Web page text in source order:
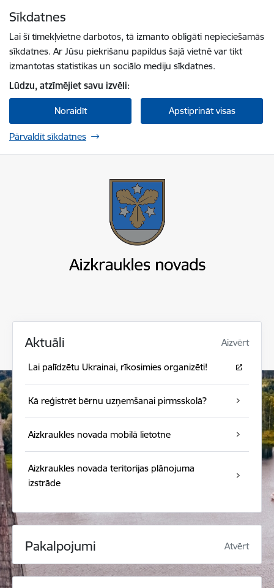
Sīkdatnes
Lai šī tīmekļvietne darbotos, tā izmanto obligāti nepieciešamās
sīkdatnes. Ar Jūsu piekrišanu papildus šajā vietnē var tikt
izmantotas statistikas un sociālo mediju sīkdatnes.
Lūdzu, atzīmējiet savu izvēli:
Noraidīt Apstiprināt visas
Pārvaldīt sīkdatnes
Aktuāli Aizvērt
Lai palīdzētu Ukrainai, rīkosimies organizēti!
Kā reģistrēt bērnu uzņemšanai pirmsskolā?
Aizkraukles novada mobilā lietotne
Aizkraukles novada teritorijas plānojuma
izstrāde
Pakalpojumi Atvērt